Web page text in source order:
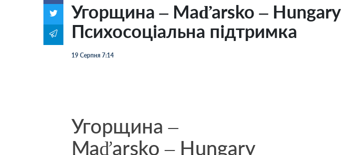
Угорщина – Maďarsko – Hungary
Психосоціальна підтримка
19 Серпня 7:14
Угорщина –
Maďarsko – Hungary